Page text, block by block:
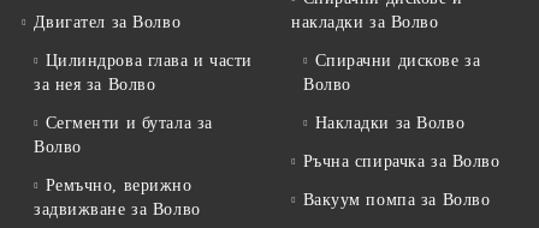
Двигател за Волво
Цилиндрова глава и части
за нея за Волво
Сегменти и бутала за
Волво
Ремъчно, верижно
задвижване за Волво
накладки за Волво
Спирачни дискове за
Волво
Накладки за Волво
Ръчна спирачка за Волво
Вакуум помпа за Волво